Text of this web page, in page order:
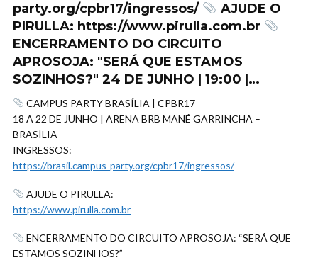
party.org/cpbr17/ingressos/
AJUDE O
PIRULLA: https://www.pirulla.com.br
ENCERRAMENTO DO CIRCUITO
APROSOJA: "SERÁ QUE ESTAMOS
SOZINHOS?" 24 DE JUNHO | 19:00 |…
CAMPUS PARTY BRASÍLIA | CPBR17
18 A 22 DE JUNHO | ARENA BRB MANÉ GARRINCHA –
BRASÍLIA
INGRESSOS:
https://brasil.campus-party.org/cpbr17/ingressos/
AJUDE O PIRULLA:
https://www.pirulla.com.br
ENCERRAMENTO DO CIRCUITO APROSOJA: “SERÁ QUE
ESTAMOS SOZINHOS?”